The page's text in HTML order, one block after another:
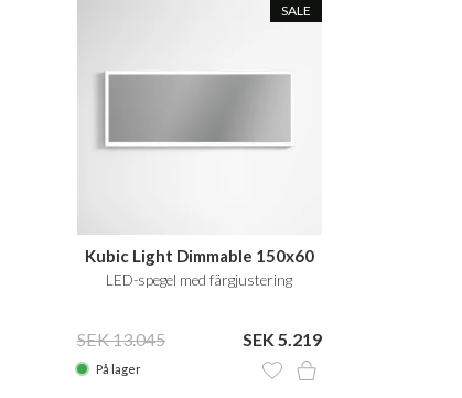
SALE
Kubic Light Dimmable 150x60
LED-spegel med färgjustering
SEK 13.045 SEK 5.219
På lager